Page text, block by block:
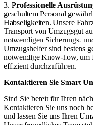
3. Professionelle
geschultem Personal
Habseligkeiten. Unsere
Transport von Umzugsgut
notwendigen Sicherungs-
Umzugshelfer sind bestens
notwendige Know-how, um
effizient durchzuführen.
Kontaktieren Sie Smart
Sind Sie bereit für Ihren
Kontaktieren Sie uns noch
und lassen Sie uns Ihren